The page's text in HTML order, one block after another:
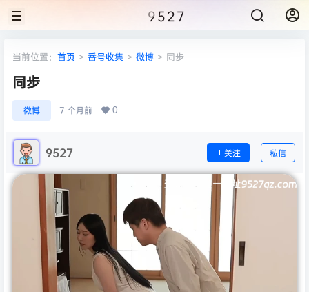
9527
当前位置： 首页 > 番号收集 > 微博 > 同步
同步
微博 7 个月前 0
9527 关注 私信